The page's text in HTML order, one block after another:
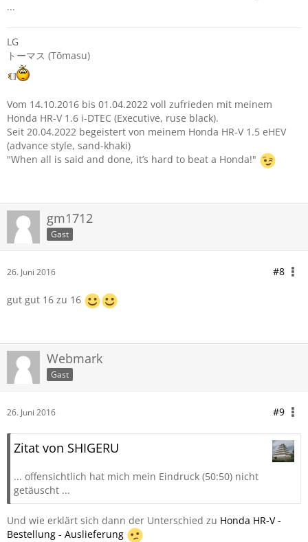
...
LG
トーマス (Tōmasu)
Vom 14.10.2016 bis 01.04.2022 voll zufrieden mit meinem
Honda HR-V 1.6 i-DTEC (Executive, ruse black).
Seit 20.04.2022 begeistert von meinem Honda HR-V 1.5 eHEV
(advance style, sand-khaki)
"When all is said and done, it’s hard to beat a Honda!"
gm1712
Gast
26. Juni 2016 #8
gut gut 16 zu 16
Webmark
Gast
26. Juni 2016 #9
Zitat von SHIGERU
... offensichtlich hat mich mein Eindruck (50:50) nicht
getäuscht ...
Und wie erklärt sich dann der Unterschied zu Honda HR-V -
Bestellung - Auslieferung